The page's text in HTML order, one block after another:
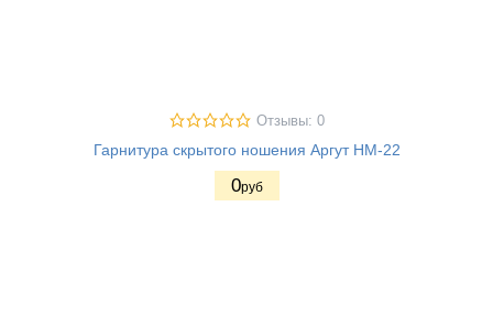
Отзывы: 0
Гарнитура скрытого ношения Аргут HM-22
0руб